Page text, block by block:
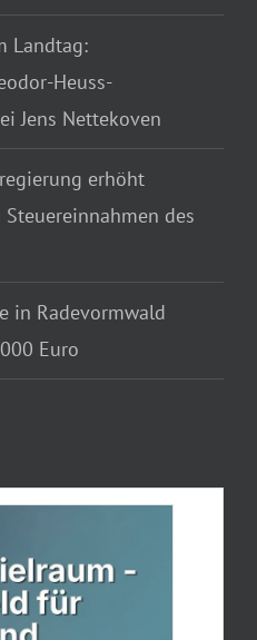
Landtag:
Heuss-
Jens Nettekoven
erhöht
des
in Radevormwald
Euro